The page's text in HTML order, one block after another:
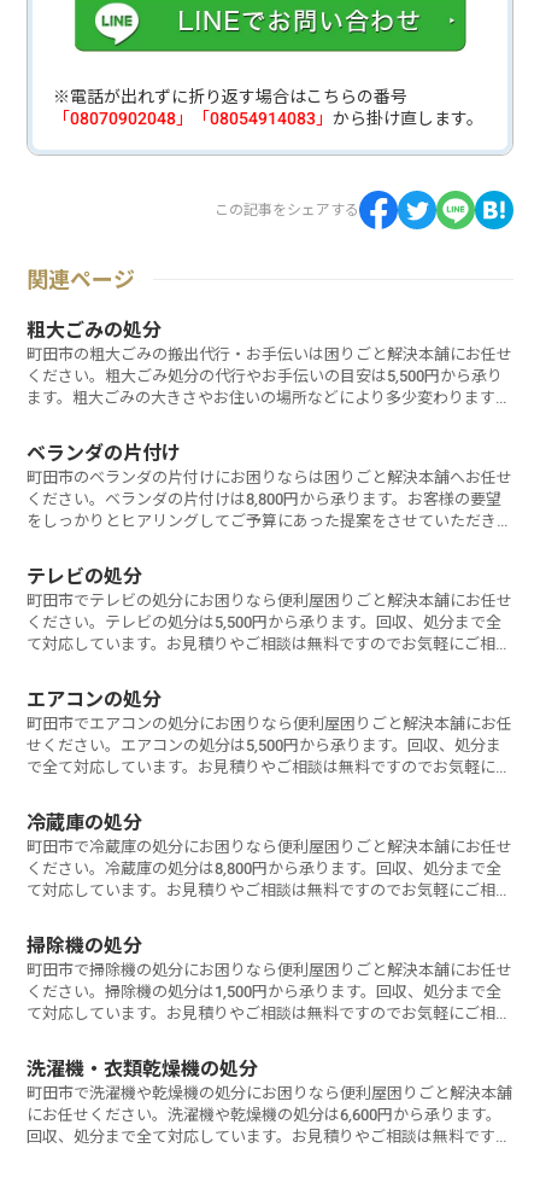
※電話が出れずに折り返す場合はこちらの番号
「08070902048」「08054914083」から掛け直します。
この記事をシェアする
関連ページ
粗大ごみの処分
町田市の粗大ごみの搬出代行・お手伝いは困りごと解決本舗にお任せ
ください。粗大ごみ処分の代行やお手伝いの目安は5,500円から承り
ます。粗大ごみの大きさやお住いの場所などにより多少変わります。
ベランダの片付け
町田市のベランダの片付けにお困りならは困りごと解決本舗へお任せ
ください。ベランダの片付けは8,800円から承ります。お客様の要望
をしっかりとヒアリングしてご予算にあった提案をさせていただきま
テレビの処分
町田市でテレビの処分にお困りなら便利屋困りごと解決本舗にお任せ
ください。テレビの処分は5,500円から承ります。回収、処分まで全
て対応しています。お見積りやご相談は無料ですのでお気軽にご相談
エアコンの処分
町田市でエアコンの処分にお困りなら便利屋困りごと解決本舗にお任
せください。エアコンの処分は5,500円から承ります。回収、処分ま
で全て対応しています。お見積りやご相談は無料ですのでお気軽にご
冷蔵庫の処分
町田市で冷蔵庫の処分にお困りなら便利屋困りごと解決本舗にお任せ
ください。冷蔵庫の処分は8,800円から承ります。回収、処分まで全
て対応しています。お見積りやご相談は無料ですのでお気軽にご相談
掃除機の処分
町田市で掃除機の処分にお困りなら便利屋困りごと解決本舗にお任せ
ください。掃除機の処分は1,500円から承ります。回収、処分まで全
て対応しています。お見積りやご相談は無料ですのでお気軽にご相談
洗濯機・衣類乾燥機の処分
町田市で洗濯機や乾燥機の処分にお困りなら便利屋困りごと解決本舗
にお任せください。洗濯機や乾燥機の処分は6,600円から承ります。
回収、処分まで全て対応しています。お見積りやご相談は無料ですの